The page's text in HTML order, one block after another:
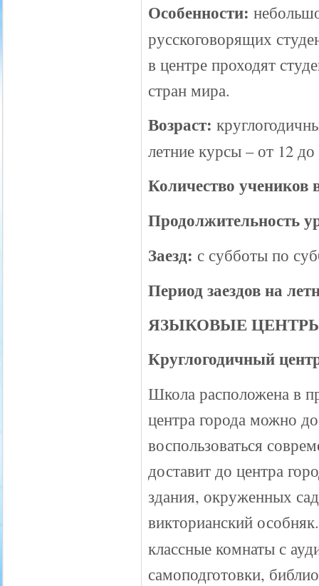
Особенности:
русскоговорящих
в центре проходят
стран мира.
Возраст:
летние курсы – от 12 до
Количество учеников
Продолжительность
Заезд: с субботы по
Период заездов на
ЯЗЫКОВЫЕ
Круглогодичный
Школа расположена в
центра города можно
воспользоваться
доставит до центра
здания, окруженных
викторианский особняк.
классные комнаты с
самоподготовки,